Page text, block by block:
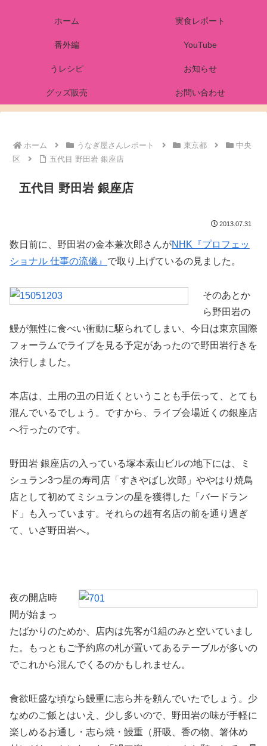
ホーム 実食レポート
番外編 YouTube
うレシピ お知らせ
グッズ販売 お問い合わせ
ホーム うなぎ屋さんレポート 東京都
中央
区
五代目 野田岩 銀座店
五代目 野田岩 銀座店
2013.07.31
数日前に、野田岩の金本兼次郎さんがNHK『プロフェッ
ショナル 仕事の流儀』 で取り上げているの見ました。
そのあとか
ら野田岩の
鰻が無性に食べい衝動に駆られてしまい、今日は東京国際
フォーラムでライブを見る予定があったので野田岩行きを
決行しました。
本店は、土用の丑の日近くということも手伝って、とても
混んでいるでしょう。ですから、ライブ会場近くの銀座店
へ行ったのです。
野田岩 銀座店の入っている塚本素山ビルの地下には、ミ
シュラン3つ星の寿司店「すきやばし次郎」ややはり焼鳥
店として初めてミシュランの星を獲得した「バードラン
ド」も入っています。それらの超有名店の前を通り過ぎ
て、いざ野田岩へ。
夜の開店時
間が始まっ
たばかりのためか、店内は先客が1組のみと空いていまし
た。もっともご予約席の札が置いてあるテーブルが多いの
でこれから混んでくるのかもしれません。
食欲旺盛な頃なら鰻重に志ら丼を頼んでいたでしょう。少
なめのご飯とはいえ、少し多いので、野田岩の味が手軽に
楽しめるお通し・志ら焼・鰻重（肝吸、香の物、箸休め